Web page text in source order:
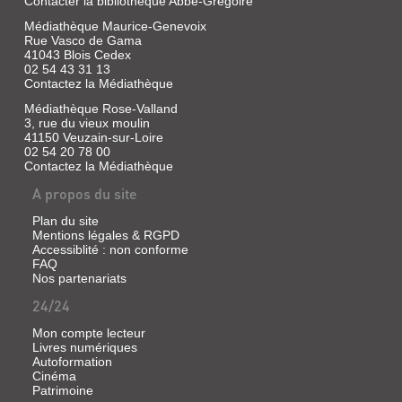
A.
Carrière
ImaginezVous
êtes
en
vacances
à
Bali
et
peu
de
avant
retour,
vous
consultez
un
vieux
guérisseur.
Sans
raison
particulière,
juste
parce
que
sa
grande
Médiathèque Maurice-Genevoix
Rue Vasco de Gama
41043 Blois Cedex
02 54 43 31 13
Contactez la Médiathèque
Médiathèque Rose-Valland
3, rue du vieux moulin
41150 Veuzain-sur-Loire
02 54 20 78 00
Contactez la Médiathèque
A propos du site
Plan du site
Mentions légales & RGPD
Accessiblité : non conforme
FAQ
Nos partenariats
24/24
Mon compte lecteur
Livres numériques
Autoformation
Cinéma
Patrimoine